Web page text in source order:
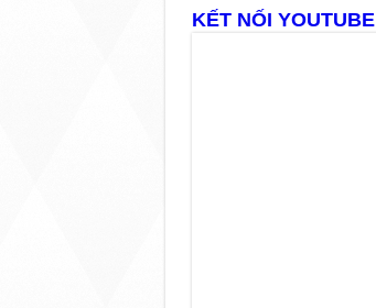
KẾT NỐI YOUTUBE